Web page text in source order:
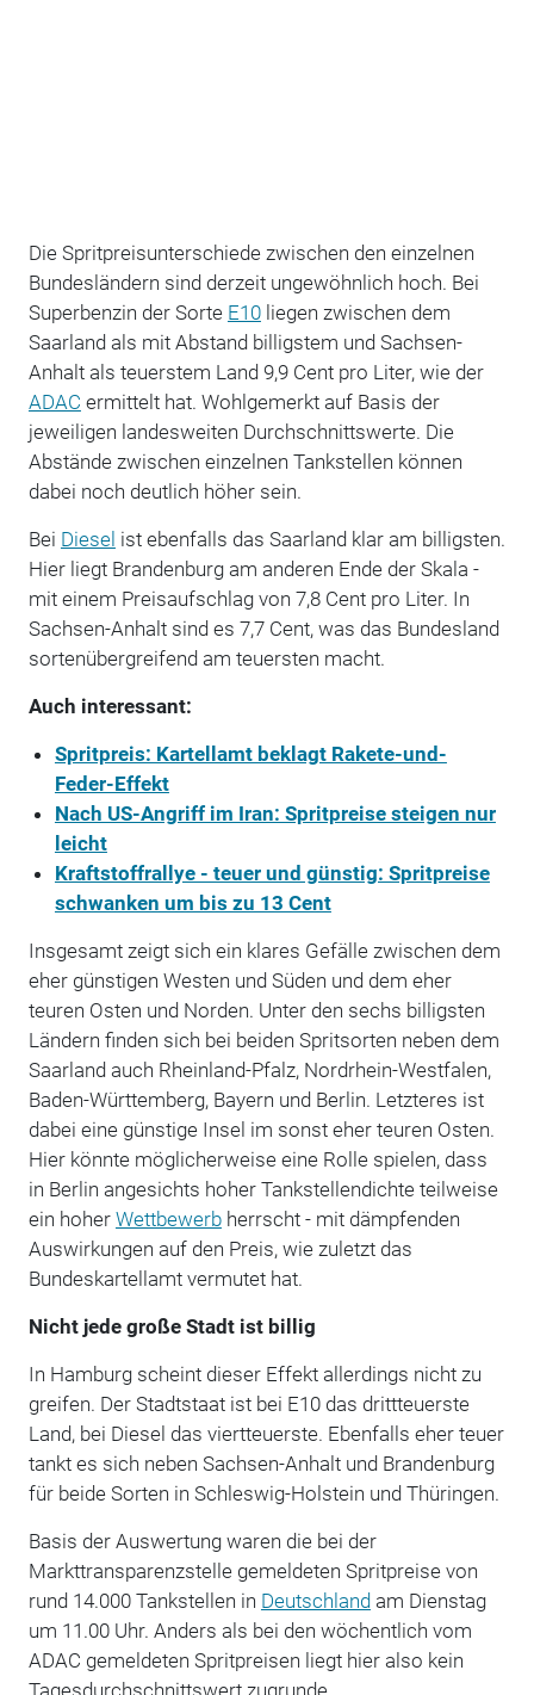
Die Spritpreisunterschiede zwischen den einzelnen
Bundesländern sind derzeit ungewöhnlich hoch. Bei
Superbenzin der Sorte E10liegen zwischen dem
Saarland als mit Abstand billigstem und Sachsen-
Anhalt als teuerstem Land 9,9 Cent pro Liter, wie der
ADAC ermittelt hat. Wohlgemerkt auf Basis der
jeweiligen landesweiten Durchschnittswerte. Die
Abstände zwischen einzelnen Tankstellen können
dabei noch deutlich höher sein.
Bei Diesel ist ebenfalls das Saarland klar am billigsten.
Hier liegt Brandenburg am anderen Ende der Skala -
mit einem Preisaufschlag von 7,8 Cent pro Liter. In
Sachsen-Anhalt sind es 7,7 Cent, was das Bundesland
sortenübergreifend am teuersten macht.
Auch interessant:
Spritpreis: Kartellamt beklagt Rakete-und-
Feder-Effekt
Nach US-Angriff im Iran: Spritpreise steigen nur
leicht
Kraftstoffrallye - teuer und günstig: Spritpreise
schwanken um bis zu 13 Cent
Insgesamt zeigt sich ein klares Gefälle zwischen dem
eher günstigen Westen und Süden und dem eher
teuren Osten und Norden. Unter den sechs billigsten
Ländern finden sich bei beiden Spritsorten neben dem
Saarland auch Rheinland-Pfalz, Nordrhein-Westfalen,
Baden-Württemberg, Bayern und Berlin. Letzteres ist
dabei eine günstige Insel im sonst eher teuren Osten.
Hier könnte möglicherweise eine Rolle spielen, dass
in Berlin angesichts hoher Tankstellendichte teilweise
ein hoher Wettbewerbherrscht - mit dämpfenden
Auswirkungen auf den Preis, wie zuletzt das
Bundeskartellamt vermutet hat.
Nicht jede große Stadt ist billig
In Hamburg scheint dieser Effekt allerdings nicht zu
greifen. Der Stadtstaat ist bei E10 das drittteuerste
Land, bei Diesel das viertteuerste. Ebenfalls eher teuer
tankt es sich neben Sachsen-Anhalt und Brandenburg
für beide Sorten in Schleswig-Holstein und Thüringen.
Basis der Auswertung waren die bei der
Markttransparenzstelle gemeldeten Spritpreise von
rund 14.000 Tankstellen in Deutschlandam Dienstag
um 11.00 Uhr. Anders als bei den wöchentlich vom
ADAC gemeldeten Spritpreisen liegt hier also kein
Tagesdurchschnittswert zugrunde.